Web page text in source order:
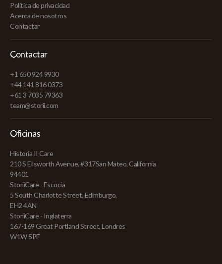
Política de privacidad
Acerca de nosotros
Contactar
Contactar
+1 650 924 9930
+44 141 816 0373
+61 3 7035 79363
team@storii.com
Oficinas
Historia II Care
210 S Ellsworth Avenue, #317San Mateo, California
94401
StoriiCare - Escocia
5 South Charlotte Street, Edimburgo,
EH2 4AN
StoriiCare - Inglaterra
167-169 Great Portland Street, Londres
W1W 5PF